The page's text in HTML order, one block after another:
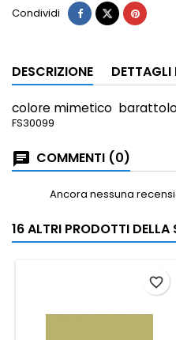
Condividi
DESCRIZIONE
colore mimetico barattolo
FS30099
COMMENTI (0)
Ancora nessuna
16 ALTRI PRODOTTI
favorite_border